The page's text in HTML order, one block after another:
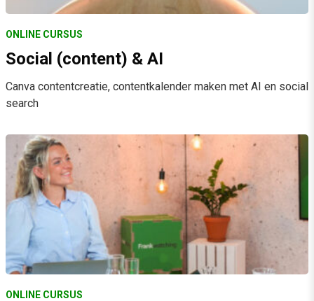
ONLINE CURSUS
Social (content) & AI
Canva contentcreatie, contentkalender maken met AI en social
search
ONLINE CURSUS